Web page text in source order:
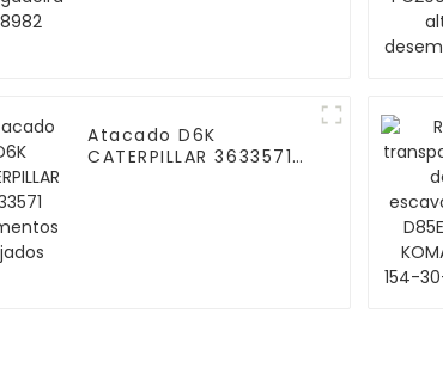
Atacado D6K
CATERPILLAR 3633571